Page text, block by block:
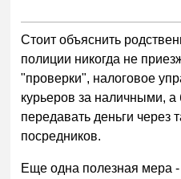
Стоит объяснить
полиции никогда не
"проверки", налоговое
курьеров за наличными, а
передавать деньги через
посредников.
Еще одна полезная мера -